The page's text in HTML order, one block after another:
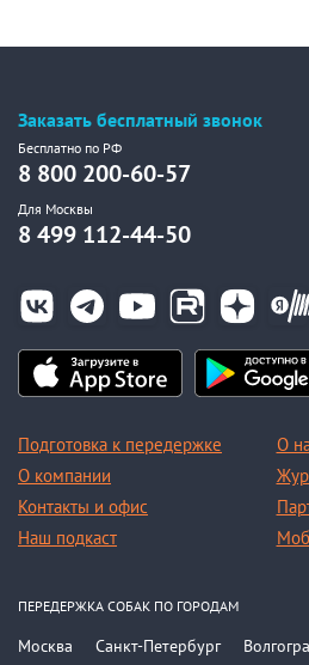
Заказать бесплатный звонок
Бесплатно по РФ
8 800 200-60-57
Для Москвы
8 499 112-44-50
Подготовка к передержке
О компании
Контакты и офис
Наш подкаст
О
ПЕРЕДЕРЖКА СОБАК ПО ГОРОДАМ
Москва Санкт-Петербург